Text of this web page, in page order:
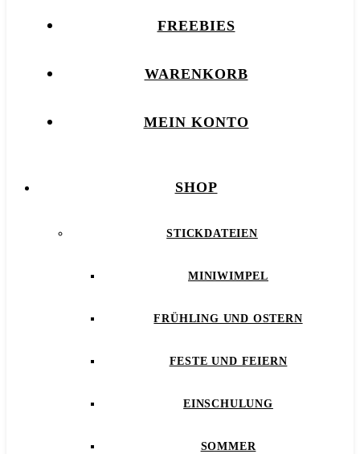
FREEBIES
WARENKORB
MEIN KONTO
SHOP
STICKDATEIEN
MINIWIMPEL
FRÜHLING UND OSTERN
FESTE UND FEIERN
EINSCHULUNG
SOMMER